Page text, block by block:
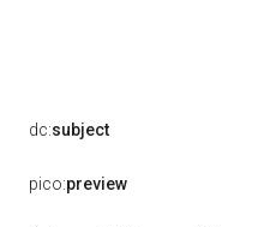
dc:subject
pico:preview